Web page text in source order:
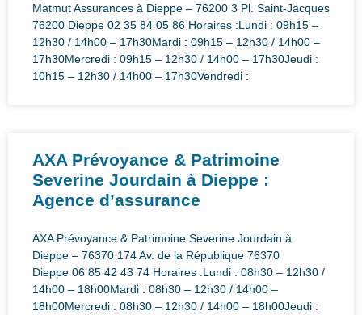
Matmut Assurances à Dieppe – 76200 3 Pl. Saint-Jacques
76200 Dieppe 02 35 84 05 86 Horaires :Lundi : 09h15 –
12h30 / 14h00 – 17h30Mardi : 09h15 – 12h30 / 14h00 –
17h30Mercredi : 09h15 – 12h30 / 14h00 – 17h30Jeudi :
10h15 – 12h30 / 14h00 – 17h30Vendredi :
AXA Prévoyance & Patrimoine
Severine Jourdain à Dieppe :
Agence d’assurance
AXA Prévoyance & Patrimoine Severine Jourdain à
Dieppe – 76370 174 Av. de la République 76370
Dieppe 06 85 42 43 74 Horaires :Lundi : 08h30 – 12h30 /
14h00 – 18h00Mardi : 08h30 – 12h30 / 14h00 –
18h00Mercredi : 08h30 – 12h30 / 14h00 – 18h00Jeudi :